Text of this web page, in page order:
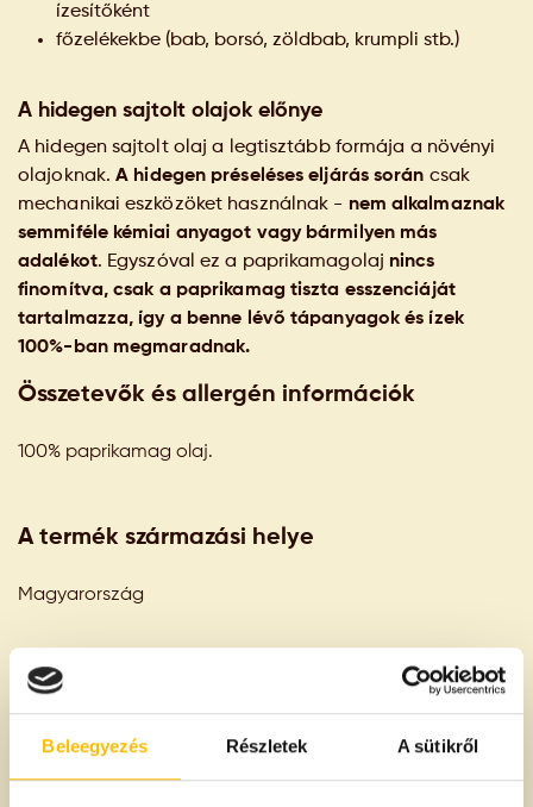
Beleegyezés Részletek A sütikről
ízesítőként
főzelékekbe (bab, borsó, zöldbab, krumpli stb.)
A hidegen sajtolt olajok előnye
A hidegen sajtolt olaj a legtisztább formája a növényi
olajoknak.A hidegen préseléses eljárás során csak
mechanikai eszközöket használnak - nem alkalmaznak
semmiféle kémiai anyagot vagy bármilyen más
adalékot. Egyszóval ez a paprikamagolaj nincs
finomítva, csak a paprikamag tiszta esszenciáját
tartalmazza, így a benne lévő tápanyagok és ízek
100%-ban megmaradnak.
Összetevők és allergén információk
100% paprikamag olaj.
A termék származási helye
Magyarország
Tápanyagtartalom 100g termékben
Energia: 900 kcal